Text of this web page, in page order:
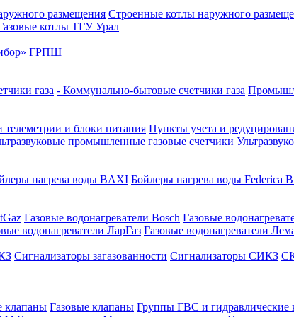
размещения Строенные котлы наружного
котлы ТГУ Урал
ГРПШ
газа - Коммунально-бытовые счетчики газа
и блоки питания Пункты учета и
промышленные газовые счетчики
нагрева воды BAXI Бойлеры нагрева воды Federica
Газовые водонагреватели Bosch Газовые
водонагреватели ЛарГаз Газовые водонагреватели
Сигнализаторы загазованности Сигнализаторы СИКЗ
клапаны Газовые клапаны Группы ГВС и гидравлические